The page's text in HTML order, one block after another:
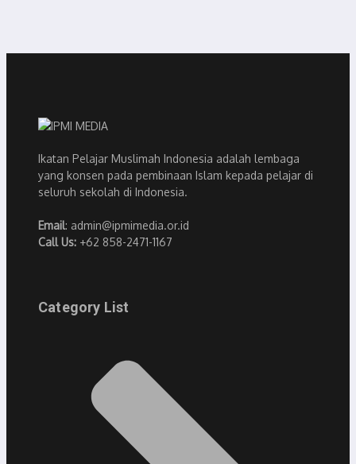
Ikatan Pelajar Muslimah Indonesia adalah lembaga
yang konsen pada pembinaan Islam kepada pelajar di
seluruh sekolah di Indonesia.
Email: admin@ipmimedia.or.id
Call Us: +62 858-2471-1167
Category List